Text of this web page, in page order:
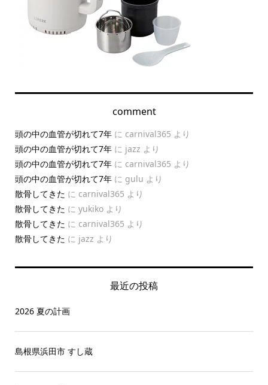
comment
頭の中の血管が切れて7年に carnival365 より
頭の中の血管が切れて7年に jazz より
頭の中の血管が切れて7年に carnival365 より
頭の中の血管が切れて7年に gulu より
散骨してきた に carnival365 より
散骨してきた に yukikoより
散骨してきた に carnival365 より
散骨してきた に jazz より
最近の投稿
2026 夏の計画
島根県浜田市 すし蔵